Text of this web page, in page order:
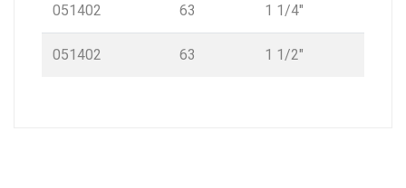
051402 63 1 1/4″
051402 63 1 1/2″